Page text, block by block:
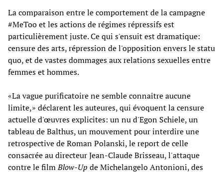
La comparaison entre le comportement de la campagne
#MeToo et les actions de régimes répressifs est
particulièrement juste. Ce qui s'ensuit est dramatique:
censure des arts, répression de l'opposition envers le statu
quo, et de vastes dommages aux relations sexuelles entre
femmes et hommes.
«La vague purificatoire ne semble connaître aucune
limite,» déclarent les auteures, qui évoquent la censure
actuelle d'œuvres explicites: un nu d'Egon Schiele, un
tableau de Balthus, un mouvement pour interdire une
retrospective de Roman Polanski, le report de celle
consacrée au directeur Jean-Claude Brisseau, l'attaque
contre le filmBlow-Up de Michelangelo Antonioni, des